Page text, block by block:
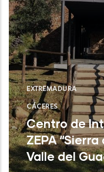
EXTREMADURA
CÁCERES
Centro de
ZEPA
Valle del